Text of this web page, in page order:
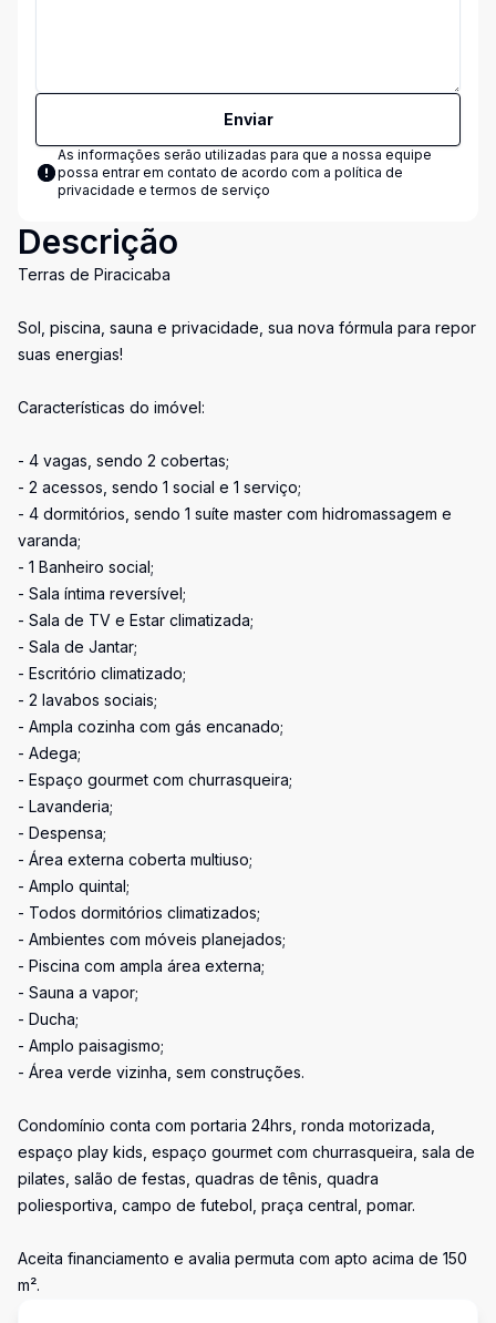
Enviar
As informações serão utilizadas para que a nossa equipe
possa entrar em contato de acordo com a política de
privacidade e termos de serviço
Descrição
Terras de Piracicaba
Sol, piscina, sauna e privacidade, sua nova fórmula para repor
suas energias!
Características do imóvel:
- 4 vagas, sendo 2 cobertas;
- 2 acessos, sendo 1 social e 1 serviço;
- 4 dormitórios, sendo 1 suíte master com hidromassagem e
varanda;
- 1 Banheiro social;
- Sala íntima reversível;
- Sala de TV e Estar climatizada;
- Sala de Jantar;
- Escritório climatizado;
- 2 lavabos sociais;
- Ampla cozinha com gás encanado;
- Adega;
- Espaço gourmet com churrasqueira;
- Lavanderia;
- Despensa;
- Área externa coberta multiuso;
- Amplo quintal;
- Todos dormitórios climatizados;
- Ambientes com móveis planejados;
- Piscina com ampla área externa;
- Sauna a vapor;
- Ducha;
- Amplo paisagismo;
- Área verde vizinha, sem construções.
Condomínio conta com portaria 24hrs, ronda motorizada,
espaço play kids, espaço gourmet com churrasqueira, sala de
pilates, salão de festas, quadras de tênis, quadra
poliesportiva, campo de futebol, praça central, pomar.
Aceita financiamento e avalia permuta com apto acima de 150
m².